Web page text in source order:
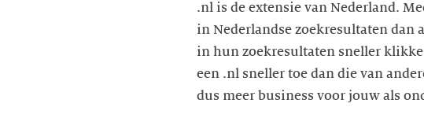
.nl is de extensie van Nederland.
in Nederlandse zoekresultaten dan
in hun zoekresultaten sneller
een .nl sneller toe dan die van
dus meer business voor jouw als